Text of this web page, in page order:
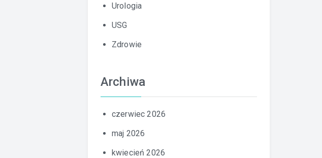
Urologia
USG
Zdrowie
Archiwa
czerwiec 2026
maj 2026
kwiecień 2026